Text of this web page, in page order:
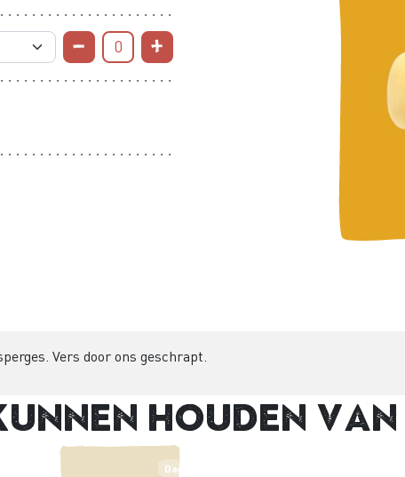
0
Vers door ons geschrapt.
houden
Dagprijs